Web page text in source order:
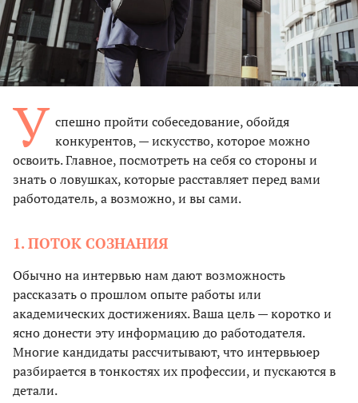
У спешно пройти собеседование, обойдя
конкурентов, — искусство, которое можно
освоить. Главное, посмотреть на себя со стороны и
знать о ловушках, которые расставляет перед вами
работодатель, а возможно, и вы сами.
1. ПОТОК СОЗНАНИЯ
Обычно на интервью нам дают возможность
рассказать о прошлом опыте работы или
академических достижениях. Ваша цель — коротко и
ясно донести эту информацию до работодателя.
Многие кандидаты рассчитывают, что интервьюер
разбирается в тонкостях их профессии, и пускаются в
детали.